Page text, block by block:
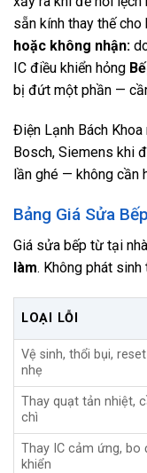
sẵn kính thay thế
hoặc không nhận:
IC điều khiển hỏng
bị đứt một phần —
Điện Lạnh Bách
Bosch, Siemens khi
lần ghé — không cần
Bảng Giá Sửa
Giá sửa bếp từ tại
làm. Không phát
LOẠI LỖI
Vệ sinh, thổi bụi,
nhẹ
Thay quạt tản nhiệt,
chì
Thay IC cảm ứng, bo
khiển